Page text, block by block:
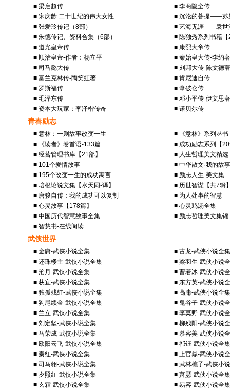
■ 梁启超传
■ 李商隐全传
■ 宋庆龄:二十世纪的伟大女性
■ 沉沦的菩提——苏
■ 张爱玲传记（8部）
■ 艺海无涯——袁世
■ 朱德传记、资料合集（6部）
■ 陈独秀系列书籍
■ 道光皇帝传
■ 康熙大帝传
■ 顺治皇帝-作者：杨立平
■ 秦始皇大传-李约著
■ 司马懿大传
■ 刘邦大传-陈文德著
■ 富兰克林传-陶笑虹著
■ 肯尼迪自传
■ 罗斯福传
■ 拿破仑传
■ 毛泽东传
■ 邓小平传-伊文思著
■ 资本大玩家：李泽楷传奇
■ 诺贝尔传
青春励志
■ 意林：一则故事改变一生
■ 《意林》系列丛
■ 《读者》卷首语-133篇
■ 成功励志系列【
■ 经营管理书库【21部】
■ 人生哲理美文精
■ 101个爱情故事
■ 中华散文·我的故事
■ 195个改变一生的成功寓言
■ 励志人生-美文集
■ 培根论说文集【水天同-译】
■ 历世智谋【共7辑
■ 唐骏自传：我的成功可以复制
■ 为人处事的智慧
■ 心灵故事【178篇】
■ 心灵鸡汤全集
■ 中国历代智慧故事全集
■ 励志哲理美文集锦
■ 智慧书-在线阅读
武侠世界
■ 金庸-武侠小说全集
■ 古龙-武侠小说全集
■ 还珠楼主-武侠小说全集
■ 梁羽生-武侠小说
■ 沧月-武侠小说全集
■ 曹若冰-武侠小说
■ 荻宜-武侠小说全集
■ 东方英-武侠小说
■ 独孤残红-武侠小说全集
■ 高庸-武侠小说全集
■ 狗尾续金-武侠小说全集
■ 鬼谷子-武侠小说
■ 兰立-武侠小说全集
■ 李莫野-武侠小说
■ 刘定坚-武侠小说全集
■ 柳残阳-武侠小说
■ 马荣成-武侠小说全集
■ 慕容美-武侠小说
■ 欧阳云飞-武侠小说全集
■ 祁钰-武侠小说全集
■ 秦红-武侠小说全集
■ 上官鼎-武侠小说
■ 司马翎-武侠小说全集
■ 武林樵子-武侠小
■ 夕照红-武侠小说全集
■ 萧瑟-武侠小说全集
■ 玄霜-武侠小说全集
■ 易容-武侠小说全集